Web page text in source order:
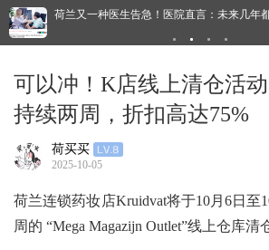
荷兰又一种医生告急！医院直言：未来几年
可以冲！K店线上清仓活动
持续两周，折扣高达75%
荷买买
2025-10-05
荷兰连锁药妆店Kruidvat将于10月6日至
周的 “Mega Magazijn Outlet”线上仓库清